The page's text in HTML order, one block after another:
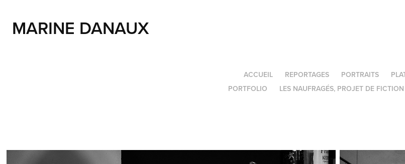
MARINE DANAUX
ACCUEIL REPORTAGES PORTRAITS
PORTFOLIO
LES NAUFRAGÉS, PROJET DE FICTION